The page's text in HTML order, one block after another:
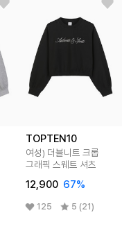
TOPTEN10
여성) 더블니트 크롭
그래픽 스웨트 셔츠
12,900 67%
125 5 (21)